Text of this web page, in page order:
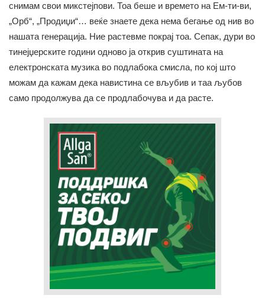
снимам свои микстејпови. Тоа беше и времето на Ем-ти-ви,
„Орб“, „Продиџи“… веќе знаете дека нема бегање од нив во
нашата генерација. Ние растевме покрај тоа. Сепак, дури во
тинејџерските години одново ја открив суштината на
електронската музика во подлабока смисла, по кој што
можам да кажам дека навистина се вљубив и таа љубов
само продолжува да се продлабочува и да расте.